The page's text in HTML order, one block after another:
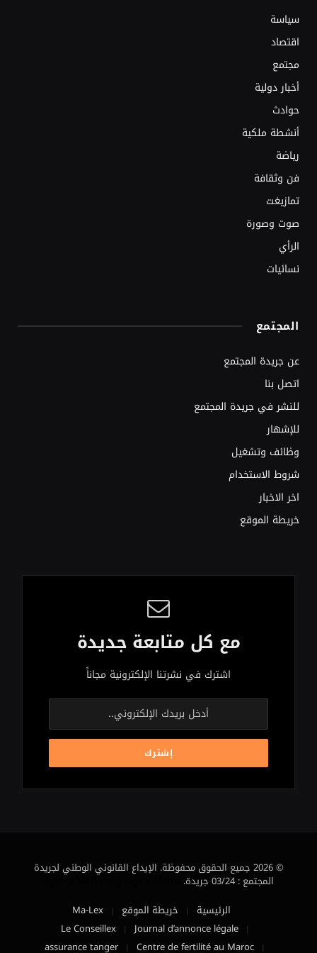
سياسة
اقتصاد
مجتمع
أخبار دولية
حوادث
أنشطة ملكية
رياضة
فن وثقافة
تمازيغت
صوت وصورة
الرأي
نسائيات
المجتمع
عن جريدة المجتمع
اتصل بنا
للنشر في جريدة المجتمع
للإشهار
وظائف وتشغيل
شروط الاستخدام
اخر الاخبار
خريطة الموقع
مع كل متابعة جديدة
اشترك في نشرتنا الإلكترونية مجاناً
© 2026 جميع الحقوق محفوظة. الإيداع القانوني الوطني لجريدة
المجتمع : 03/24 جريدة.
Agence Marketing Digital Maroc
الرئيسية
خريطة الموقع
Ma-Lex
Journal d’annonce légale
Le Conseillex
Centre de fertilité au Maroc
assurance tanger